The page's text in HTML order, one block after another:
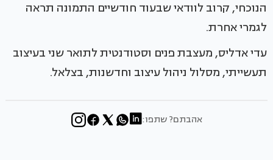
הנוכחי, קרוב לוודאי שבעוד חודשיים התמונה תראה
לגמרי אחרת.
עדי אדליס, מעצבת פנים וסטודנטית לתואר שני בעיצוב
תעשייתי, מסלול ניהול עיצוב וחדשנות, בצלאל.
אהבתם? שתפו: